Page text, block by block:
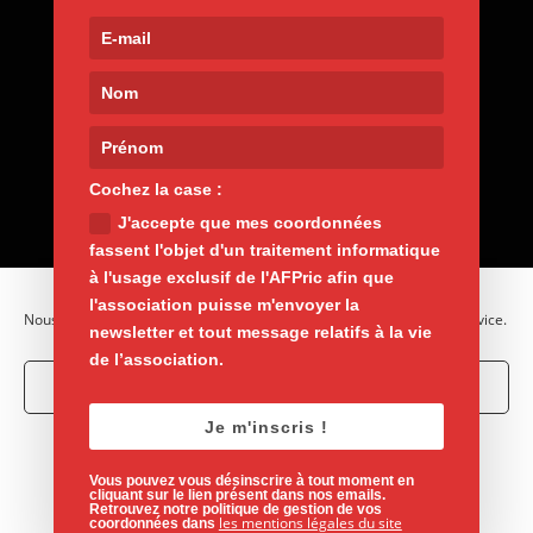
Nous utilisons des cookies pour optimiser notre site web et notre service.
Refuser
Voir les préférences
Contact
9, rue de Nemours 75011 Paris
01 400 30 200
afpric@afpric.org
Mentions légales
Vie privée
Politique de cookies
Un site de l'Association Française des Polyarthritiques
Cochez la case :
J'accepte que mes coordonnées
fassent l'objet d'un traitement informatique
à l'usage exclusif de l'AFPric afin que
l'association puisse m'envoyer la
newsletter et tout message relatifs à la vie
de l’association.
Je m'inscris !
Vous pouvez vous désinscrire à tout moment en
cliquant sur le lien présent dans nos emails.
Retrouvez notre politique de gestion de vos
coordonnées dans les mentions légales du site